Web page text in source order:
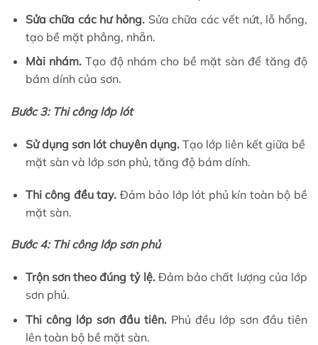
Sửa chữa các hư hỏng. Sửa chữa các vết nứt, lỗ hổng,
tạo bề mặt phẳng, nhẵn.
Mài nhám.Tạo độ nhám cho bề mặt sàn để tăng độ
bám dính của sơn.
Bước 3: Thi công lớp lót
Sử dụng sơn lót chuyên dụng. Tạo lớp liên kết giữa bề
mặt sàn và lớp sơn phủ, tăng độ bám dính.
Thi công đều tay. Đảm bảo lớp lót phủ kín toàn bộ bề
mặt sàn.
Bước 4: Thi công lớp sơn phủ
Trộn sơn theo đúng tỷ lệ. Đảm bảo chất lượng của lớp
sơn phủ.
Thi công lớp sơn đầu tiên. Phủ đều lớp sơn đầu tiên
lên toàn bộ bề mặt sàn.